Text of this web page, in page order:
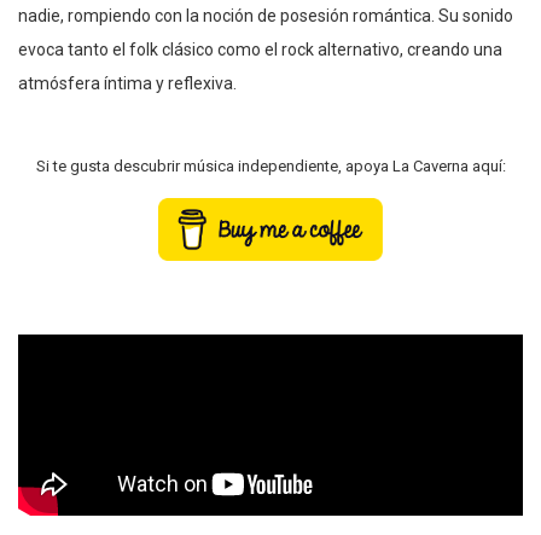
nadie, rompiendo con la noción de posesión romántica. Su sonido
evoca tanto el folk clásico como el rock alternativo, creando una
atmósfera íntima y reflexiva.
Si te gusta descubrir música independiente, apoya La Caverna aquí: